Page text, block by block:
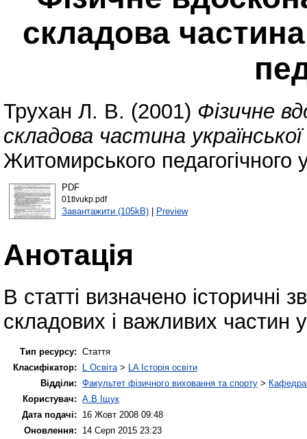
складова частина
Трухан Л. В. (2001) Фізичне
складова частина української
Житомирського
PDF
01tlvukp.pdf
Завантажити (105kB)| Preview
Анотація
В статті визначено історичні
складових і важливих частин
Тип ресурсу: Стаття
Класифікатор:
L Освіта > LA Історія освіти
Відділи: Факультет фізичного виховання та спорту > Кафедра
Користувач: А.В Іщук
Дата подачі:
16 Жовт 2008 09:48
Оновлення:
14 Серп 2015 23:23